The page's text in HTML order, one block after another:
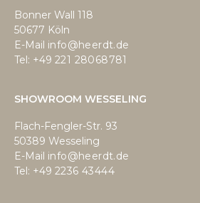
Bonner Wall 118
50677 Köln
E-Mail info@heerdt.de
Tel: +49 221 28068781
SHOWROOM WESSELING
Flach-Fengler-Str. 93
50389 Wesseling
E-Mail info@heerdt.de
Tel: +49 2236 43444